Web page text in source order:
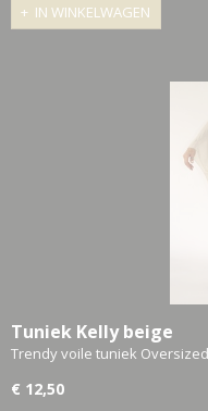
IN WINKELWAGEN
Tuniek Kelly beige
Trendy voile tuniek
€ 12,50